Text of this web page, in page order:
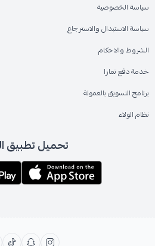
سياسة الخصوصية
سياسة الاستبدال والاسترجاع
الشروط والاحكام
خدمة دفع تمارا
برنامج التسويق بالعمولة
نظام الولاء
تحميل تطبيق